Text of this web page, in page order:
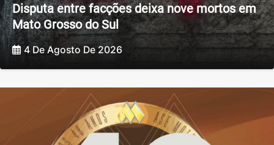
Disputa entre facções deixa nove mortos em
Mato Grosso do Sul
4 De Agosto De 2026